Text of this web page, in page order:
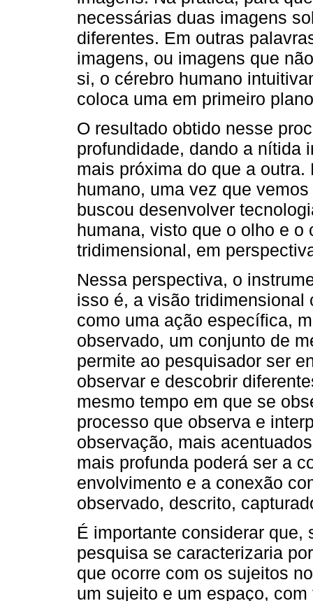
necessárias duas imagens
diferentes. Em outras
imagens, ou imagens que
si, o cérebro humano
coloca uma em primeiro
O resultado obtido nesse
profundidade, dando a nítida
mais próxima do que a
humano, uma vez que
buscou desenvolver
humana, visto que o olho e
tridimensional, em
Nessa perspectiva, o
isso é, a visão
como uma ação específica,
observado, um conjunto de
permite ao pesquisador ser
observar e descobrir
mesmo tempo em que se
processo que observa e
observação, mais
mais profunda poderá ser a
envolvimento e a conexão
observado, descrito,
É importante considerar
pesquisa se caracterizaria
que ocorre com os sujeitos
um sujeito e um espaço,